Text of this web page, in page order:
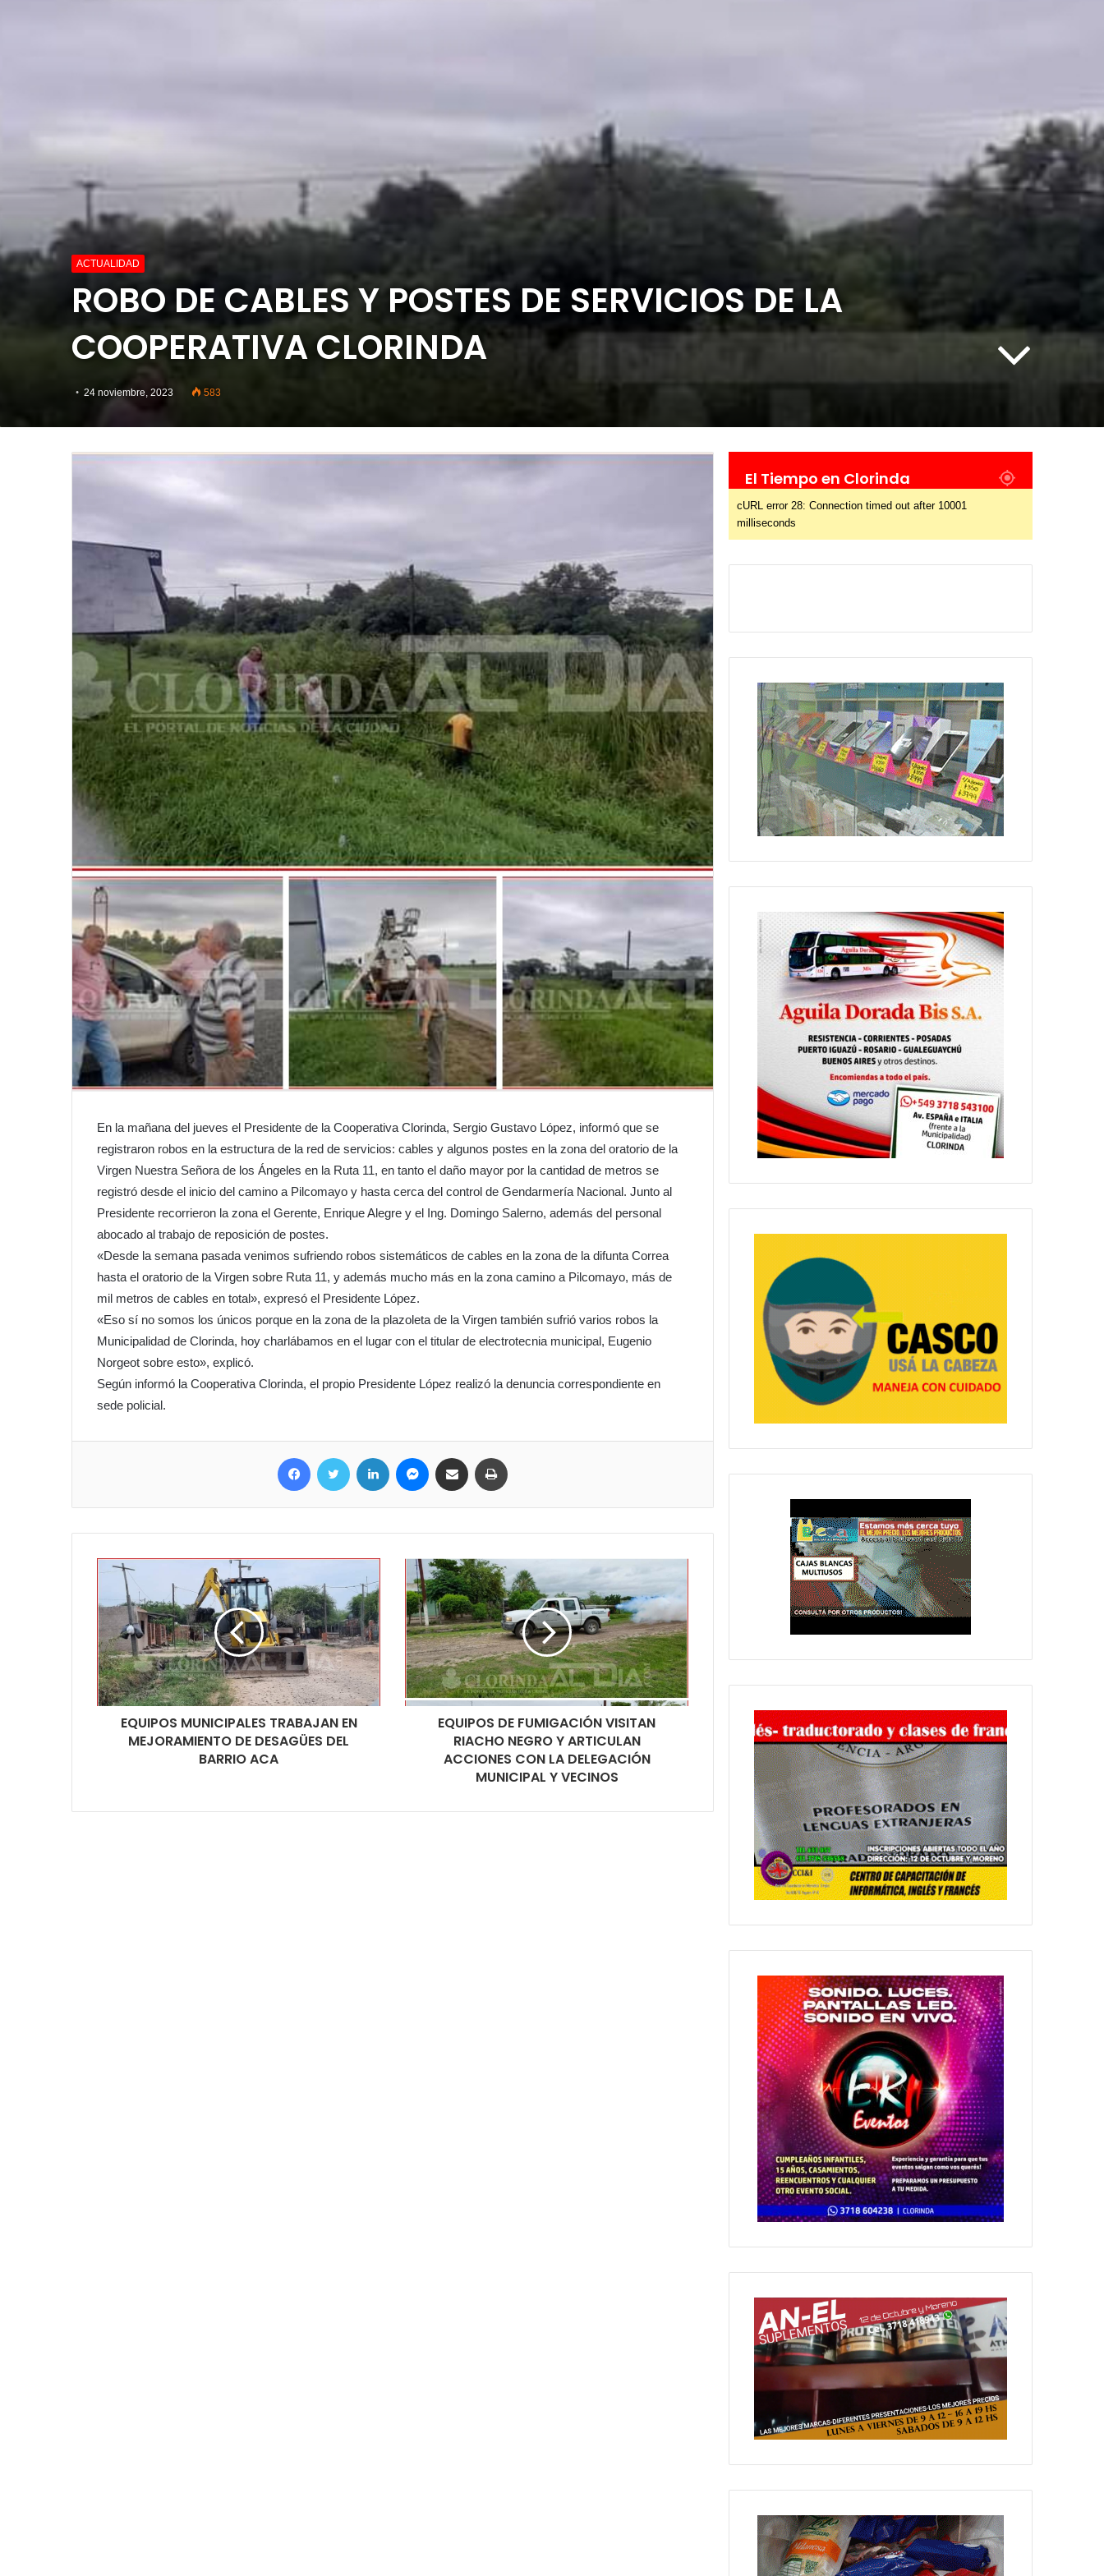
ACTUALIDAD
ROBO DE CABLES Y POSTES DE SERVICIOS DE LA
COOPERATIVA CLORINDA
24 noviembre, 2023 583
En la mañana del jueves el Presidente de la Cooperativa Clorinda, Sergio Gustavo López, informó que se
registraron robos en la estructura de la red de servicios: cables y algunos postes en la zona del oratorio de la
Virgen Nuestra Señora de los Ángeles en la Ruta 11, en tanto el daño mayor por la cantidad de metros se
registró desde el inicio del camino a Pilcomayo y hasta cerca del control de Gendarmería Nacional. Junto al
Presidente recorrieron la zona el Gerente, Enrique Alegre y el Ing. Domingo Salerno, además del personal
abocado al trabajo de reposición de postes.
«Desde la semana pasada venimos sufriendo robos sistemáticos de cables en la zona de la difunta Correa
hasta el oratorio de la Virgen sobre Ruta 11, y además mucho más en la zona camino a Pilcomayo, más de
mil metros de cables en total», expresó el Presidente López.
«Eso sí no somos los únicos porque en la zona de la plazoleta de la Virgen también sufrió varios robos la
Municipalidad de Clorinda, hoy charlábamos en el lugar con el titular de electrotecnia municipal, Eugenio
Norgeot sobre esto», explicó.
Según informó la Cooperativa Clorinda, el propio Presidente López realizó la denuncia correspondiente en
sede policial.
Facebook Twitter LinkedIn MessengerCompartir por correo electrónico
EQUIPOS MUNICIPALES TRABAJAN EN
MEJORAMIENTO DE DESAGÜES DEL
BARRIO ACA
EQUIPOS DE FUMIGACIÓN VISITAN
RIACHO NEGRO Y ARTICULAN
ACCIONES CON LA DELEGACIÓN
MUNICIPAL Y VECINOS
El Tiempo en Clorinda
cURL error 28: Connection timed out after 10001
milliseconds